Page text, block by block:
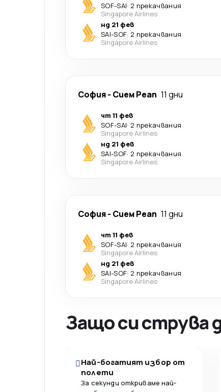
SOF-SAI· 2 прекачвания
Singapore Airlines
нд 21 фев
SAI-SOF· 2 прекачвания
Singapore Airlines
София- Сием Реап 11 дни
чт 11 фев
SOF-SAI· 2 прекачвания
Singapore Airlines
нд 21 фев
SAI-SOF· 2 прекачвания
Singapore Airlines
София- Сием Реап 11 дни
чт 11 фев
SOF-SAI· 2 прекачвания
Singapore Airlines
нд 21 фев
SAI-SOF· 2 прекачвания
Singapore Airlines
Защо си струва
Най-богатият избор от
полети
За секунди откриваме най-